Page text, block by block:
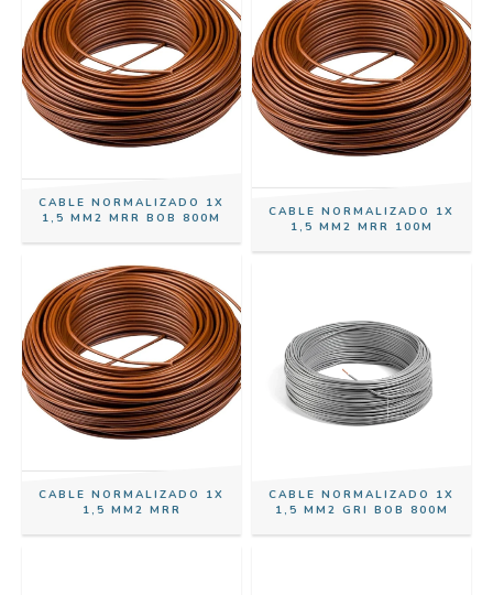
CABLE NORMALIZADO 1X
1,5 MM2 MRR BOB 800M
CABLE NORMALIZADO 1X
1,5 MM2 MRR 100M
CABLE NORMALIZADO 1X
1,5 MM2 MRR
CABLE NORMALIZADO 1X
1,5 MM2 GRI BOB 800M